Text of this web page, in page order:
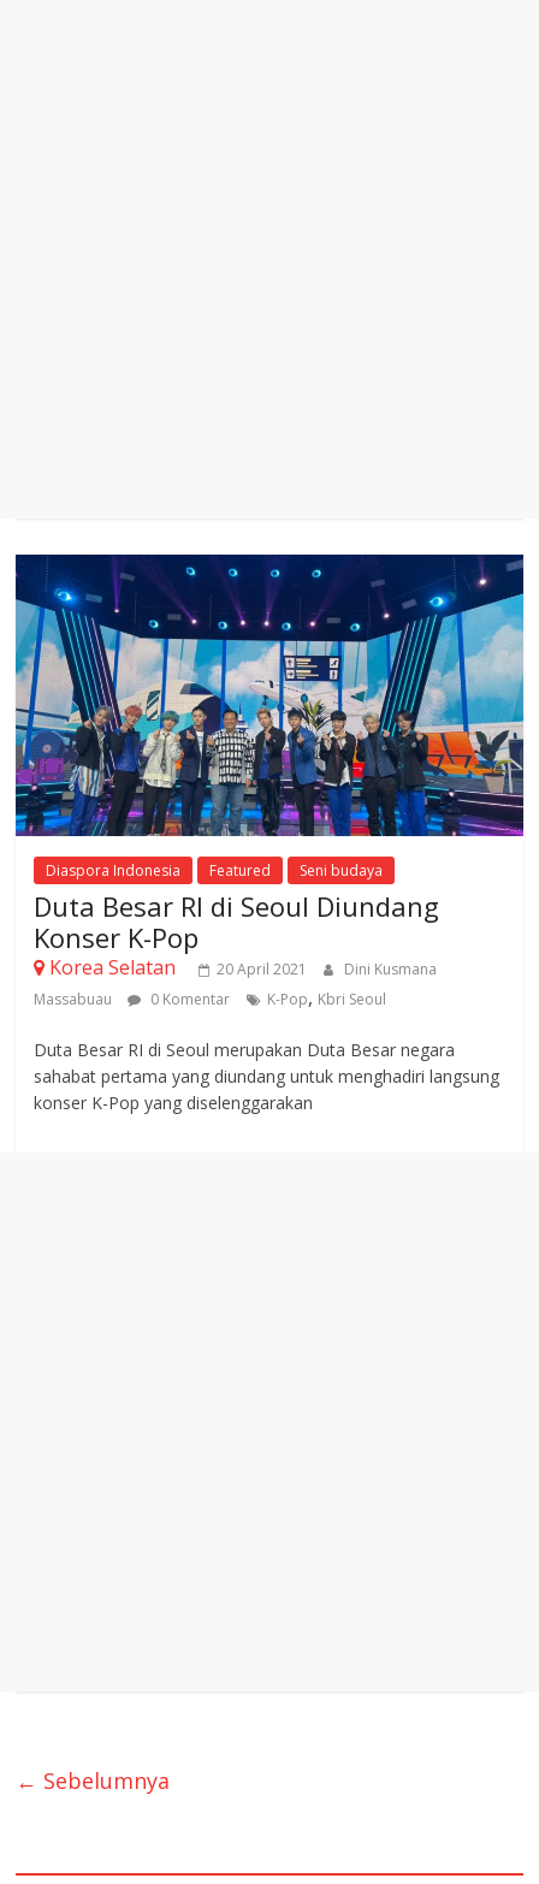
Diaspora Indonesia Featured Seni budaya
Duta Besar RI di Seoul Diundang
Konser K-Pop
Korea Selatan 20 April 2021
Dini Kusmana
Massabuau
0 Komentar K-Pop, Kbri Seoul
Duta Besar RI di Seoul merupakan Duta Besar negara
sahabat pertama yang diundang untuk menghadiri langsung
konser K-Pop yang diselenggarakan
← Sebelumnya